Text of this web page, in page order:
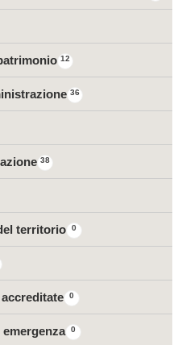
12
36
38
0
territorio
0
0